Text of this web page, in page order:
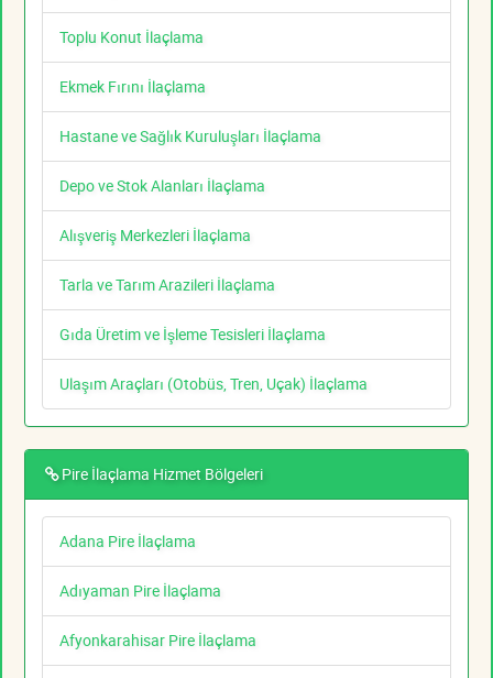
Toplu Konut İlaçlama
Ekmek Fırını İlaçlama
Hastane ve Sağlık Kuruluşları İlaçlama
Depo ve Stok Alanları İlaçlama
Alışveriş Merkezleri İlaçlama
Tarla ve Tarım Arazileri İlaçlama
Gıda Üretim ve İşleme Tesisleri İlaçlama
Ulaşım Araçları (Otobüs, Tren, Uçak) İlaçlama
Pire İlaçlama Hizmet Bölgeleri
Adana Pire İlaçlama
Adıyaman Pire İlaçlama
Afyonkarahisar Pire İlaçlama